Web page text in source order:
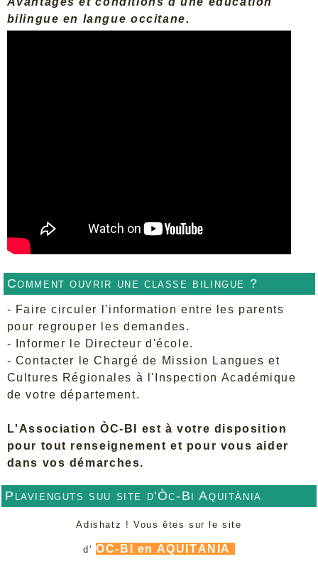
Plavienguts suu site d'Òc-Bi Aquitània
Adishatz ! Vous êtes sur le site
d' ÒC-BI en AQUITÀNIA
bilingue en langue occitane.
Comment ouvrir une classe bilingue ?
- Faire circuler l'information entre les parents
pour regrouper les demandes.
- Informer le Directeur d'école.
- Contacter le Chargé de Mission Langues et
Cultures Régionales à l'Inspection Académique
de votre département.
L'Association ÒC-BI est à votre disposition
pour tout renseignement et pour vous aider
dans vos démarches.